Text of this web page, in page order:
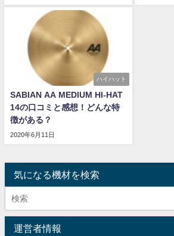
ハイハット
SABIAN AA MEDIUM HI-HAT
14の口コミと感想！どんな特
徴がある？
2020年6月11日
気になる機材を検索
運営者情報